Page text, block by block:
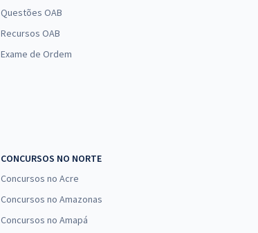
Questões OAB
Recursos OAB
Exame de Ordem
CONCURSOS NO NORTE
Concursos no Acre
Concursos no Amazonas
Concursos no Amapá